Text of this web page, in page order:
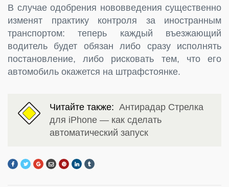
В случае одобрения нововведения существенно
изменят практику контроля за иностранным
транспортом: теперь каждый въезжающий
водитель будет обязан либо сразу исполнять
постановление, либо рисковать тем, что его
автомобиль окажется на штрафстоянке.
Читайте также: Антирадар Стрелка
для iPhone — как сделать
автоматический запуск